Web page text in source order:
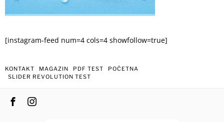
[instagram-feed num=4 cols=4 showfollow=true]
KONTAKT MAGAZIN PDF TEST
POČETNA
SLIDER REVOLUTION TEST